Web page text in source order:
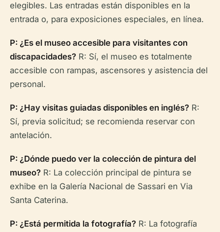
elegibles. Las entradas están disponibles en la
entrada o, para exposiciones especiales, en línea.
P: ¿Es el museo accesible para visitantes con
discapacidades? R: Sí, el museo es totalmente
accesible con rampas, ascensores y asistencia del
personal.
P: ¿Hay visitas guiadas disponibles en inglés? R:
Sí, previa solicitud; se recomienda reservar con
antelación.
P: ¿Dónde puedo ver la colección de pintura del
museo? R: La colección principal de pintura se
exhibe en la Galería Nacional de Sassari en Via
Santa Caterina.
P: ¿Está permitida la fotografía? R: La fotografía